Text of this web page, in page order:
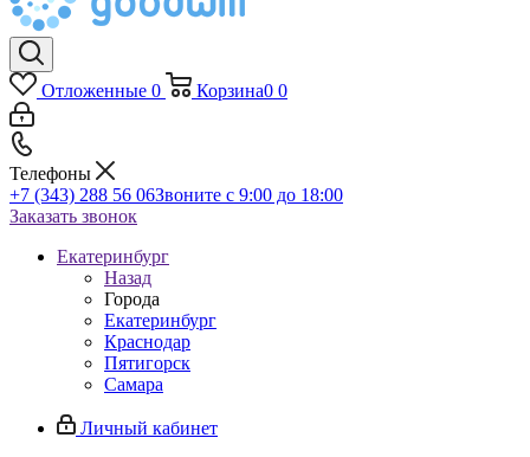
Отложенные 0 Корзина0 0
Телефоны
+7 (343) 288 56 06Звоните с 9:00 до 18:00
Заказать звонок
Екатеринбург
Назад
Города
Екатеринбург
Краснодар
Пятигорск
Самара
Личный кабинет